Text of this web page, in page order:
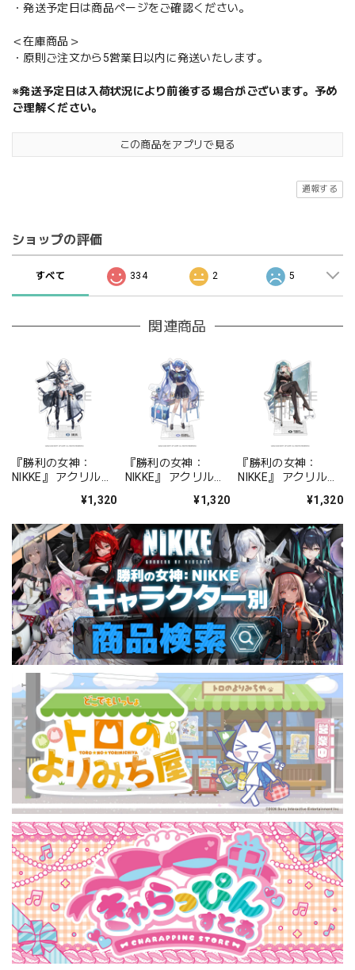
・発送予定日は商品ページをご確認ください。
＜在庫商品＞
・原則ご注文から5営業日以内に発送いたします。
※発送予定日は入荷状況により前後する場合がございます。予め
ご理解ください。
この商品をアプリで見る
通報する
ショップの評価
すべて 334 2 5
関連商品
『勝利の女神：
NIKKE』 アクリルス
¥1,320
『勝利の女神：
NIKKE』 アクリルス
ォーチュンメイト
¥1,320
『勝利の女神：
NIKKE』 アクリルス
シャープレッスン
¥1,320